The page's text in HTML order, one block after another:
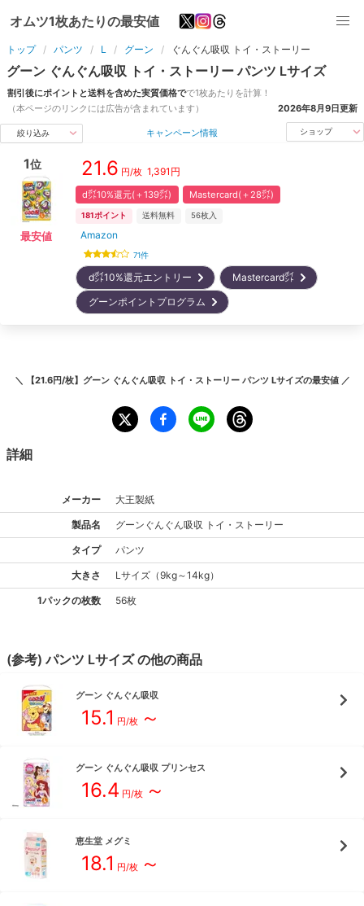
オムツ1枚あたりの最安値
トップ パンツ L グーン ぐんぐん吸収 トイ・ストーリー
グーン ぐんぐん吸収 トイ・ストーリー パンツ Lサイズ
割引後にポイントと送料を含めた実質価格でで1枚あたりを計算！
（本ページのリンクには広告が含まれています）
2026年8月9日更新
絞り込み キャンペーン情報 ショップ
1位
最安値
21.6 円/枚 1,391 円
d㌽10%還元(＋139㌽) Mastercard(＋28㌽)
181 ポイント 送料無料 56枚入
Amazon
71件
d㌽10%還元エントリー
Mastercard㌽
グーンポイントプログラム
＼ 【21.6円/枚】グーン ぐんぐん吸収 トイ・ストーリー パンツ Lサイズの最安値 ／
詳細
メーカー 大王製紙
製品名 グーン ぐんぐん吸収 トイ・ストーリー
タイプ パンツ
大きさ L サイズ （9kg～14kg）
1パックの枚数 56枚
(参考)パンツ Lサイズの他の商品
グーン ぐんぐん吸収
15.1 円/枚 ～
グーン ぐんぐん吸収 プリンセス
16.4 円/枚 ～
恵生堂 メグミ
18.1 円/枚 ～